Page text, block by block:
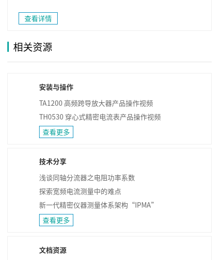
查看详情
相关资源
安装与操作
TA1200 高频跨导放大器产品操作视频
TH0530 穿心式精密电流表产品操作视频
查看更多
技术分享
浅谈同轴分流器之电阻功率系数
探索宽频电流测量中的难点
新一代精密仪器测量体系架构“IPMA”
查看更多
文档资源